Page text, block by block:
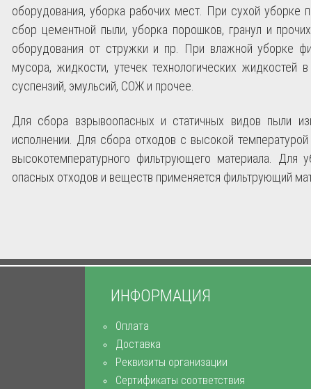
оборудования, уборка рабочих мест. При сухой уборке
сбор цементной пыли, уборка порошков, гранул и
оборудования от стружки и пр. При влажной уборке
мусора, жидкости, утечек технологических жидкостей
суспензий, эмульсий, СОЖ и прочее.
Для сбора взрывоопасных и статичных видов пыли
исполнении. Для сбора отходов с высокой
высокотемпературного фильтрующего материала.
опасных отходов и веществ применяется фильтрующий
ИНФОРМАЦИЯ
Оплата
Доставка
Реквизиты организации
Сертификаты соответствия